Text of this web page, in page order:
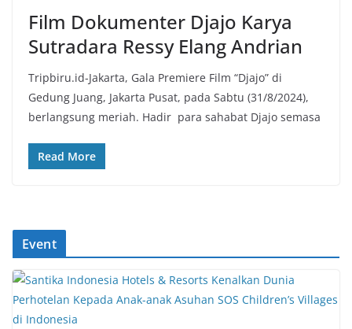
Film Dokumenter Djajo Karya
Sutradara Ressy Elang Andrian
Tripbiru.id-Jakarta, Gala Premiere Film “Djajo” di
Gedung Juang, Jakarta Pusat, pada Sabtu (31/8/2024),
berlangsung meriah. Hadir para sahabat Djajo semasa
Read More
Event